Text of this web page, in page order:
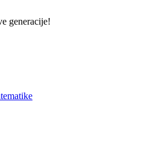
generacije!